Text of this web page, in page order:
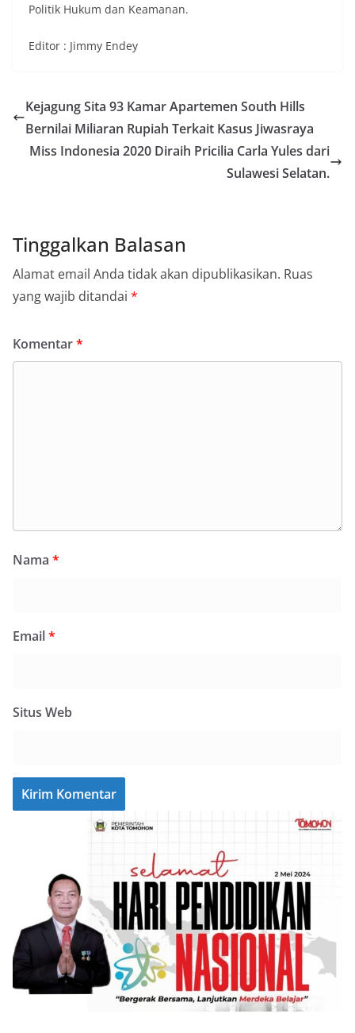
Politik Hukum dan Keamanan.
Editor : Jimmy Endey
Kejagung Sita 93 Kamar Apartemen South Hills
Bernilai Miliaran Rupiah Terkait Kasus Jiwasraya
Miss Indonesia 2020 Diraih Pricilia Carla Yules dari
Sulawesi Selatan.
Tinggalkan Balasan
Alamat email Anda tidak akan dipublikasikan. Ruas
yang wajib ditandai *
Komentar*
Nama *
Email*
Situs Web